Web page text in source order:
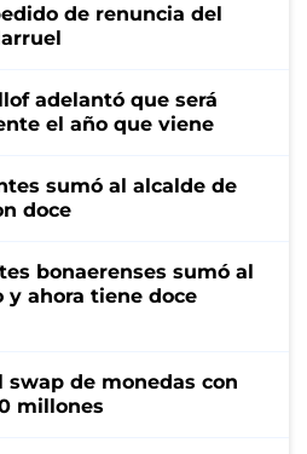
de renuncia del
adelantó que será
el año que viene
sumó al alcalde de
doce
bonaerenses sumó al
y ahora tiene doce
de monedas con
millones